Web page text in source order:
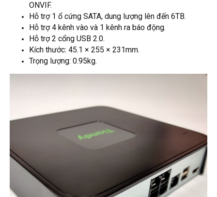
ONVIF.
Hỗ trợ 1 ổ cứng SATA, dung lượng lên đến 6TB.
Hỗ trợ 4 kênh vào và 1 kênh ra báo động.
Hỗ trợ 2 cổng USB 2.0.
Kích thước: 45.1 × 255 × 231mm.
Trọng lượng: 0.95kg.